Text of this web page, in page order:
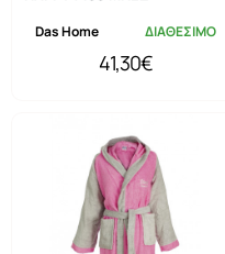
Das Home ΔΙΑΘΕΣΙΜΟ
41,30€